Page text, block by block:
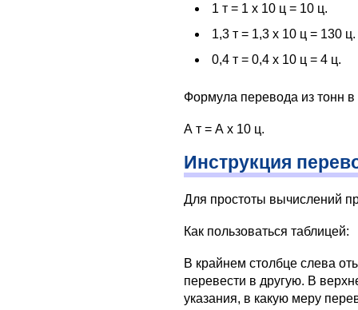
1 т = 1 х 10 ц = 10 ц.
1,3 т = 1,3 х 10 ц = 130 ц.
0,4 т = 0,4 х 10 ц = 4 ц.
Формула перевода из тонн
А т = А х 10 ц.
Инструкция
Для простоты вычислений
Как пользоваться таблицей:
В крайнем столбце слева
перевести в другую. В
указания, в какую меру